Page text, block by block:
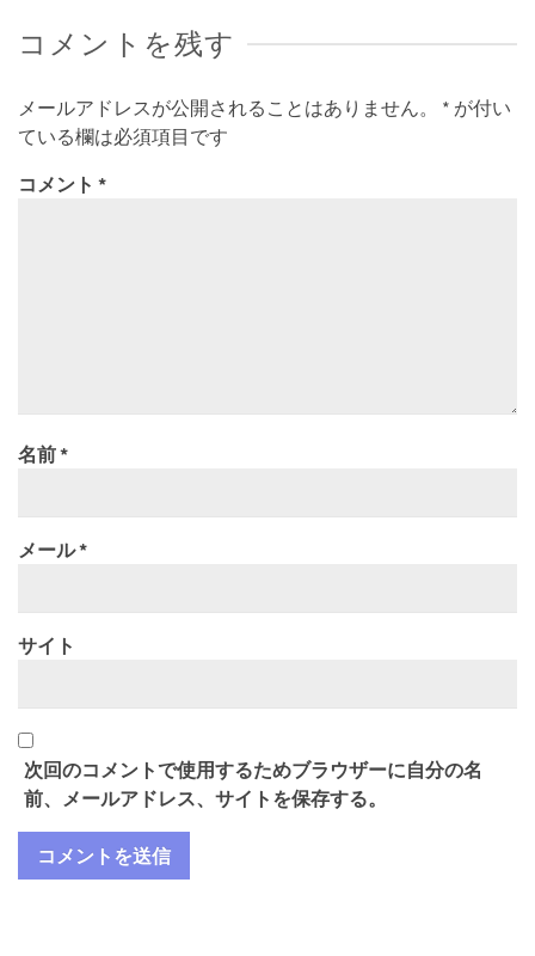
コメントを残す
メールアドレスが公開されることはありません。 * が付い
ている欄は必須項目です
コメント *
名前*
メール*
サイト
次回のコメントで使用するためブラウザーに自分の名
前、メールアドレス、サイトを保存する。